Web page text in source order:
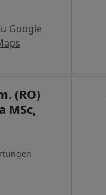
Google
(RO)
MSc,